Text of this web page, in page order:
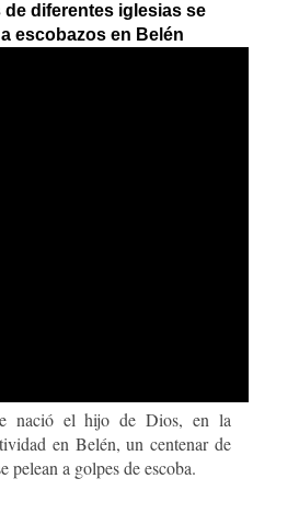
de diferentes iglesias se
escobazos en Belén
nació el hijo de Dios, en la
en Belén, un centenar de
pelean a golpes de escoba.